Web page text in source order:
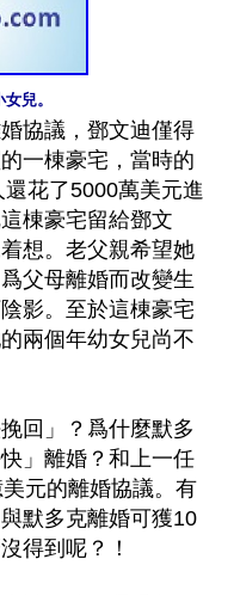
兒。
協議，鄧文迪僅得
一棟豪宅，當時的
花了5000萬美元進
棟豪宅留給鄧文
想。老父親希望她
父母離婚而改變生
影。至於這棟豪宅
兩個年幼女兒尚不
回」？爲什麼默多
」離婚？和上一任
元的離婚協議。有
默多克離婚可獲10
得到呢？！